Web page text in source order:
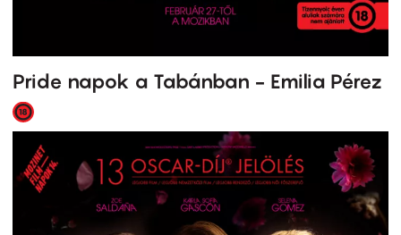
Pride napok a Tabánban - Emilia Pérez